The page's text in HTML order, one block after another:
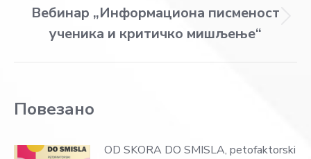
Next
post:
Вебинар „Информациона писменост
ученика и критичко мишљење“
Повезано
OD SKORA DO SMISLA, petofaktorski